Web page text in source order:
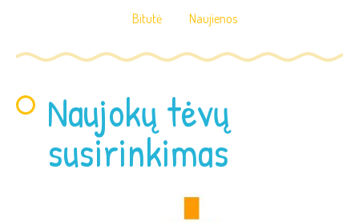
Bitutė Naujienos
Naujokų tėvų
susirinkimas